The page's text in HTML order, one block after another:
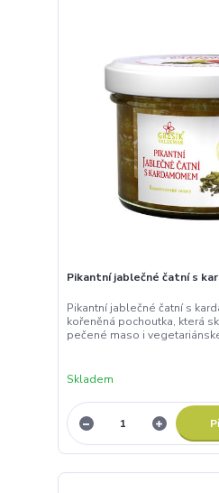
Pikantní jablečné čatní s
Pikantní jablečné čatní s
kořeněná pochoutka, která
pečené maso i
Skladem